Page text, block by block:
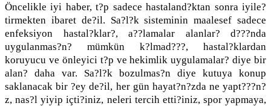
Öncelikle iyi haber, t?p sadece hastaland?ktan sonra iyile?
tirmekten ibaret de?il. Sa?l?k sisteminin maalesef sadece
enfeksiyon hastal?klar?, a??lamalar alanlar? d???nda
uygulanmas?n? mümkün k?lmad???, hastal?klardan
koruyucu ve önleyici t?p ve hekimlik uygulamalar? diye bir
alan? daha var. Sa?l?k bozulmas?n diye kutuya konup
saklanacak bir ?ey de?il, her gün hayat?n?zda ne yapt???n?
z, nas?l yiyip içti?iniz, neleri tercih etti?iniz, spor yapmaya,